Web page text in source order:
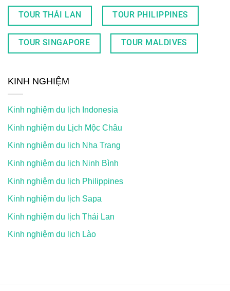
TOUR THÁI LAN TOUR PHILIPPINES
TOUR SINGAPORE TOUR MALDIVES
KINH NGHIỆM
Kinh nghiệm du lịch Indonesia
Kinh nghiệm du Lịch Mộc Châu
Kinh nghiệm du lịch Nha Trang
Kinh nghiệm du lịch Ninh Bình
Kinh nghiệm du lịch Philippines
Kinh nghiệm du lịch Sapa
Kinh nghiệm du lịch Thái Lan
Kinh nghiệm du lịch Lào